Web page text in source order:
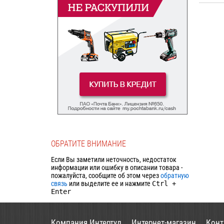
ОБРАТИТЕ ВНИМАНИЕ
Если Вы заметили неточность, недостаток
информации или ошибку в описании товара -
пожалуйста, сообщите об этом черезобратную
связь или выделите ее и нажмите Ctrl
+
Enter